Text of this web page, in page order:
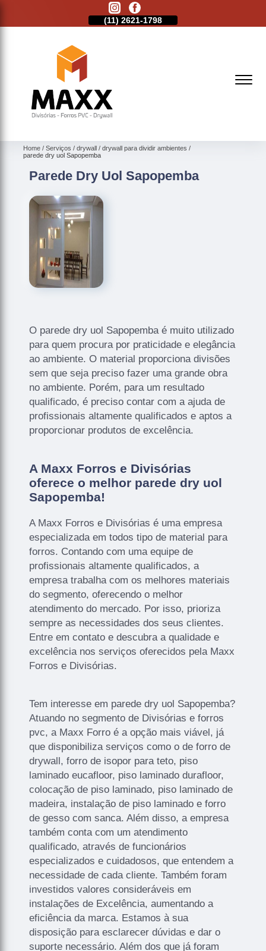
(11) 2621-1798
Home Serviços drywall
drywall para dividir ambientes
parede dry uol Sapopemba
Parede Dry Uol Sapopemba
O parede dry uol Sapopemba é muito utilizado
para quem procura por praticidade e elegância
ao ambiente. O material proporciona divisões
sem que seja preciso fazer uma grande obra
no ambiente. Porém, para um resultado
qualificado, é preciso contar com a ajuda de
profissionais altamente qualificados e aptos a
proporcionar produtos de excelência.
A Maxx Forros e Divisórias
oferece o melhor parede dry uol
Sapopemba!
A Maxx Forros e Divisórias é uma empresa
especializada em todos tipo de material para
forros. Contando com uma equipe de
profissionais altamente qualificados, a
empresa trabalha com os melhores materiais
do segmento, oferecendo o melhor
atendimento do mercado. Por isso, prioriza
sempre as necessidades dos seus clientes.
Entre em contato e descubra a qualidade e
excelência nos serviços oferecidos pela Maxx
Forros e Divisórias.
Tem interesse em parede dry uol Sapopemba?
Atuando no segmento de Divisórias e forros
pvc, a Maxx Forro é a opção mais viável, já
que disponibiliza serviços como o de forro de
drywall, forro de isopor para teto, piso
laminado eucafloor, piso laminado durafloor,
colocação de piso laminado, piso laminado de
madeira, instalação de piso laminado e forro
de gesso com sanca. Além disso, a empresa
também conta com um atendimento
qualificado, através de funcionários
especializados e cuidadosos, que entendem a
necessidade de cada cliente. Também foram
investidos valores consideráveis em
instalações de Excelência, aumentando a
eficiência da marca. Estamos à sua
disposição para esclarecer dúvidas e dar o
suporte necessário. Além dos que já foram